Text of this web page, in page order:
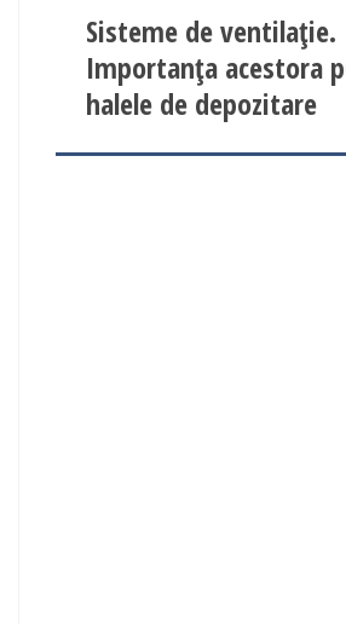
Sisteme de ventilație.
Importanța acestora
halele de depozitare